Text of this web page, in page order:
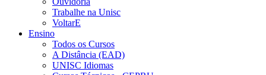
Trabalhe na Unisc
VoltarE
Ensino
Todos os Cursos
A Distância (EAD)
UNISC Idiomas